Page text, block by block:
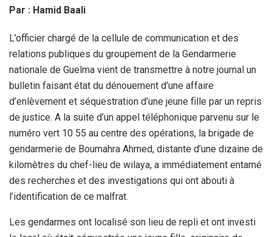
Par : Hamid Baali
L’officier chargé de la cellule de communication et des
relations publiques du groupement de la Gendarmerie
nationale de Guelma vient de transmettre à notre journal un
bulletin faisant état du dénouement d’une affaire
d’enlèvement et séquestration d’une jeune fille par un repris
de justice. A la suite d’un appel téléphonique parvenu sur le
numéro vert 10 55 au centre des opérations, la brigade de
gendarmerie de Boumahra Ahmed, distante d’une dizaine de
kilomètres du chef-lieu de wilaya, a immédiatement entamé
des recherches et des investigations qui ont abouti à
l’identification de ce malfrat.
Les gendarmes ont localisé son lieu de repli et ont investi